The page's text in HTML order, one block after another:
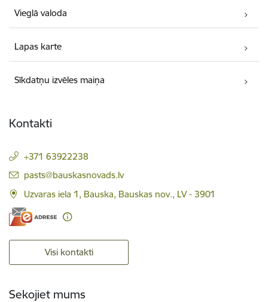
Vieglā valoda
Lapas karte
Sīkdatņu izvēles maiņa
Kontakti
+371 63922238
E-pasts:
pasts@bauskasnovads.lv
Uzvaras iela 1, Bauska, Bauskas nov., LV - 3901
Visi kontakti
Sekojiet mums